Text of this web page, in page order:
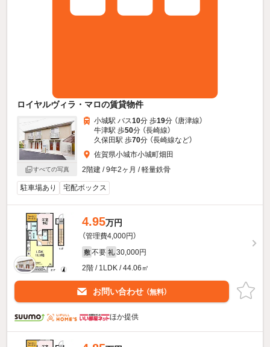
ロイヤルヴィラ・マロの賃貸物件
すべての写真
小城駅 バス10分 歩19分 （唐津線）
牛津駅 歩50分 （長崎線）
久保田駅 歩70分 （長崎線など）
佐賀県小城市小城町畑田
2階建 / 9年2ヶ月 / 軽量鉄骨
駐車場あり 宅配ボックス
4.95万円
（管理費4,000円）
敷 不要 礼 30,000円
2階 / 1LDK / 44.06㎡
お問い合わせ （無料）
ほか提供